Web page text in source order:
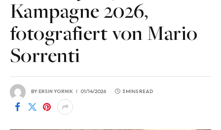
Kampagne 2026,
fotografiert von Mario
Sorrenti
BYERSIN YORNIK 01/14/2026 3 MINS READ